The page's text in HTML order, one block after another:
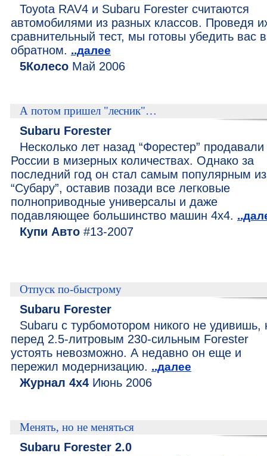
Toyota RAV4 и Subaru Forester считаются
автомобилями из разных классов. Проведя
сравнительный тест, мы готовы убедить вас в
обратном. ..далее
5Колесо Май 2006
А потом пришел "лесник"…
Subaru Forester
Несколько лет назад “Форестер” продавали
России в мизерных количествах. Однако за
последний год он стал самым популярным из
“Субару”, оставив позади все легковые
полноприводные универсалы и даже
подавляющее большинство машин 4х4.
Купи Авто #13-2007
Отпуск по-быстрому
Subaru Forester
Subaru с турбомотором никого не удивишь,
перед 2.5-литровым 230-сильным Forester
устоять невозможно. А недавно он еще и
пережил модернизацию. ..далее
Журнал 4х4 Июнь 2006
Менять, но не меняться
Subaru Forester 2.0